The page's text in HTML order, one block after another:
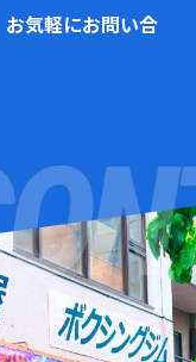
気軽にお問い合